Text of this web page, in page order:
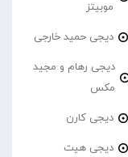
موبیتز
دیجی حمید خارجی
دیجی رهام و مجید
مکس
دیجی کارن
دیجی هیت